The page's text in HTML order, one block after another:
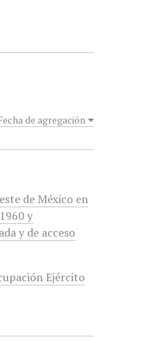
de agregación
de México en
y
y de acceso
Ejército